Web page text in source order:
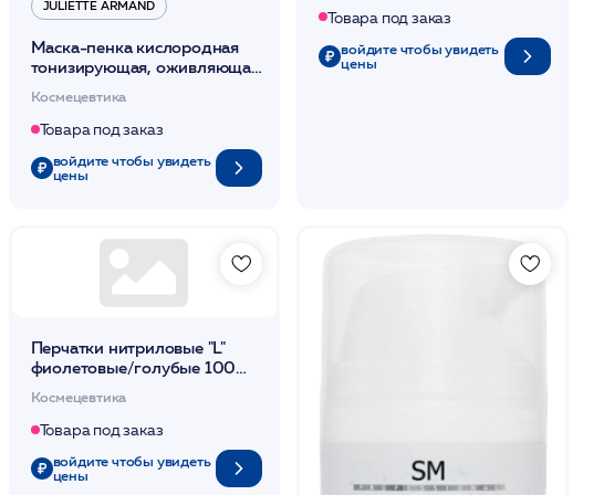
JULIETTE ARMAND
Маска-пенка кислородная
тонизирующая, оживляющая
тусклую кожу 30мл /JA
Космецевтика
Товара под заказ
войдите чтобы увидеть
цены
Товара под заказ
войдите чтобы увидеть
цены
Перчатки нитриловые "L"
фиолетовые/голубые 100
шт/уп /Чистовье
Космецевтика
Товара под заказ
войдите чтобы увидеть
цены